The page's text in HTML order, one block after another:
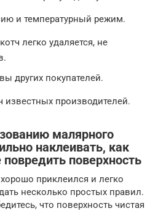
и температурный режим.
легко удаляется, не
других покупателей.
известных производителей.
малярного
наклеивать, как
поверхность
приклеился и легко
несколько простых правил.
что поверхность чистая